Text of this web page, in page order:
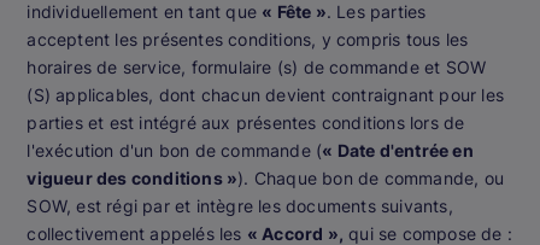
individuellement en tant que « Fête ». Les parties
acceptent les présentes conditions, y compris tous les
horaires de service, formulaire (s) de commande et SOW
(S) applicables, dont chacun devient contraignant pour les
parties et est intégré aux présentes conditions lors de
l'exécution d'un bon de commande (« Date d'entrée en
vigueur des conditions »). Chaque bon de commande, ou
SOW, est régi par et intègre les documents suivants,
collectivement appelés les « Accord », qui se compose de :